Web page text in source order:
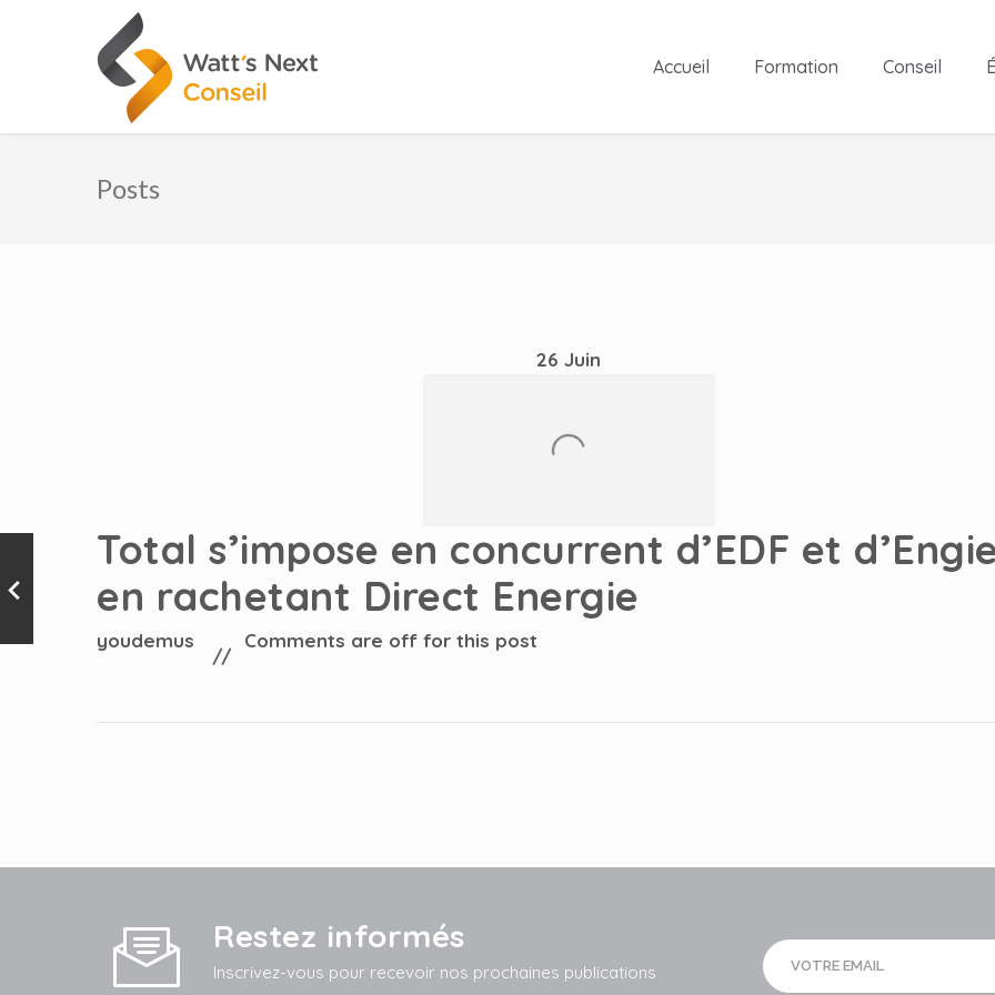
Accueil Formation Conseil
Posts
26 Juin
Total s’impose en concurrent d’EDF et
en rachetant Direct Energie
youdemus Comments are off for this post
Restez informés
Inscrivez-vous pour recevoir nos prochaines publications